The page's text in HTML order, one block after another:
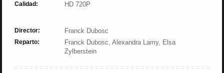
Calidad: HD 720P
Director: Franck Dubosc
Reparto:
Franck Dubosc, Alexandra Lamy, Elsa
Zylberstein